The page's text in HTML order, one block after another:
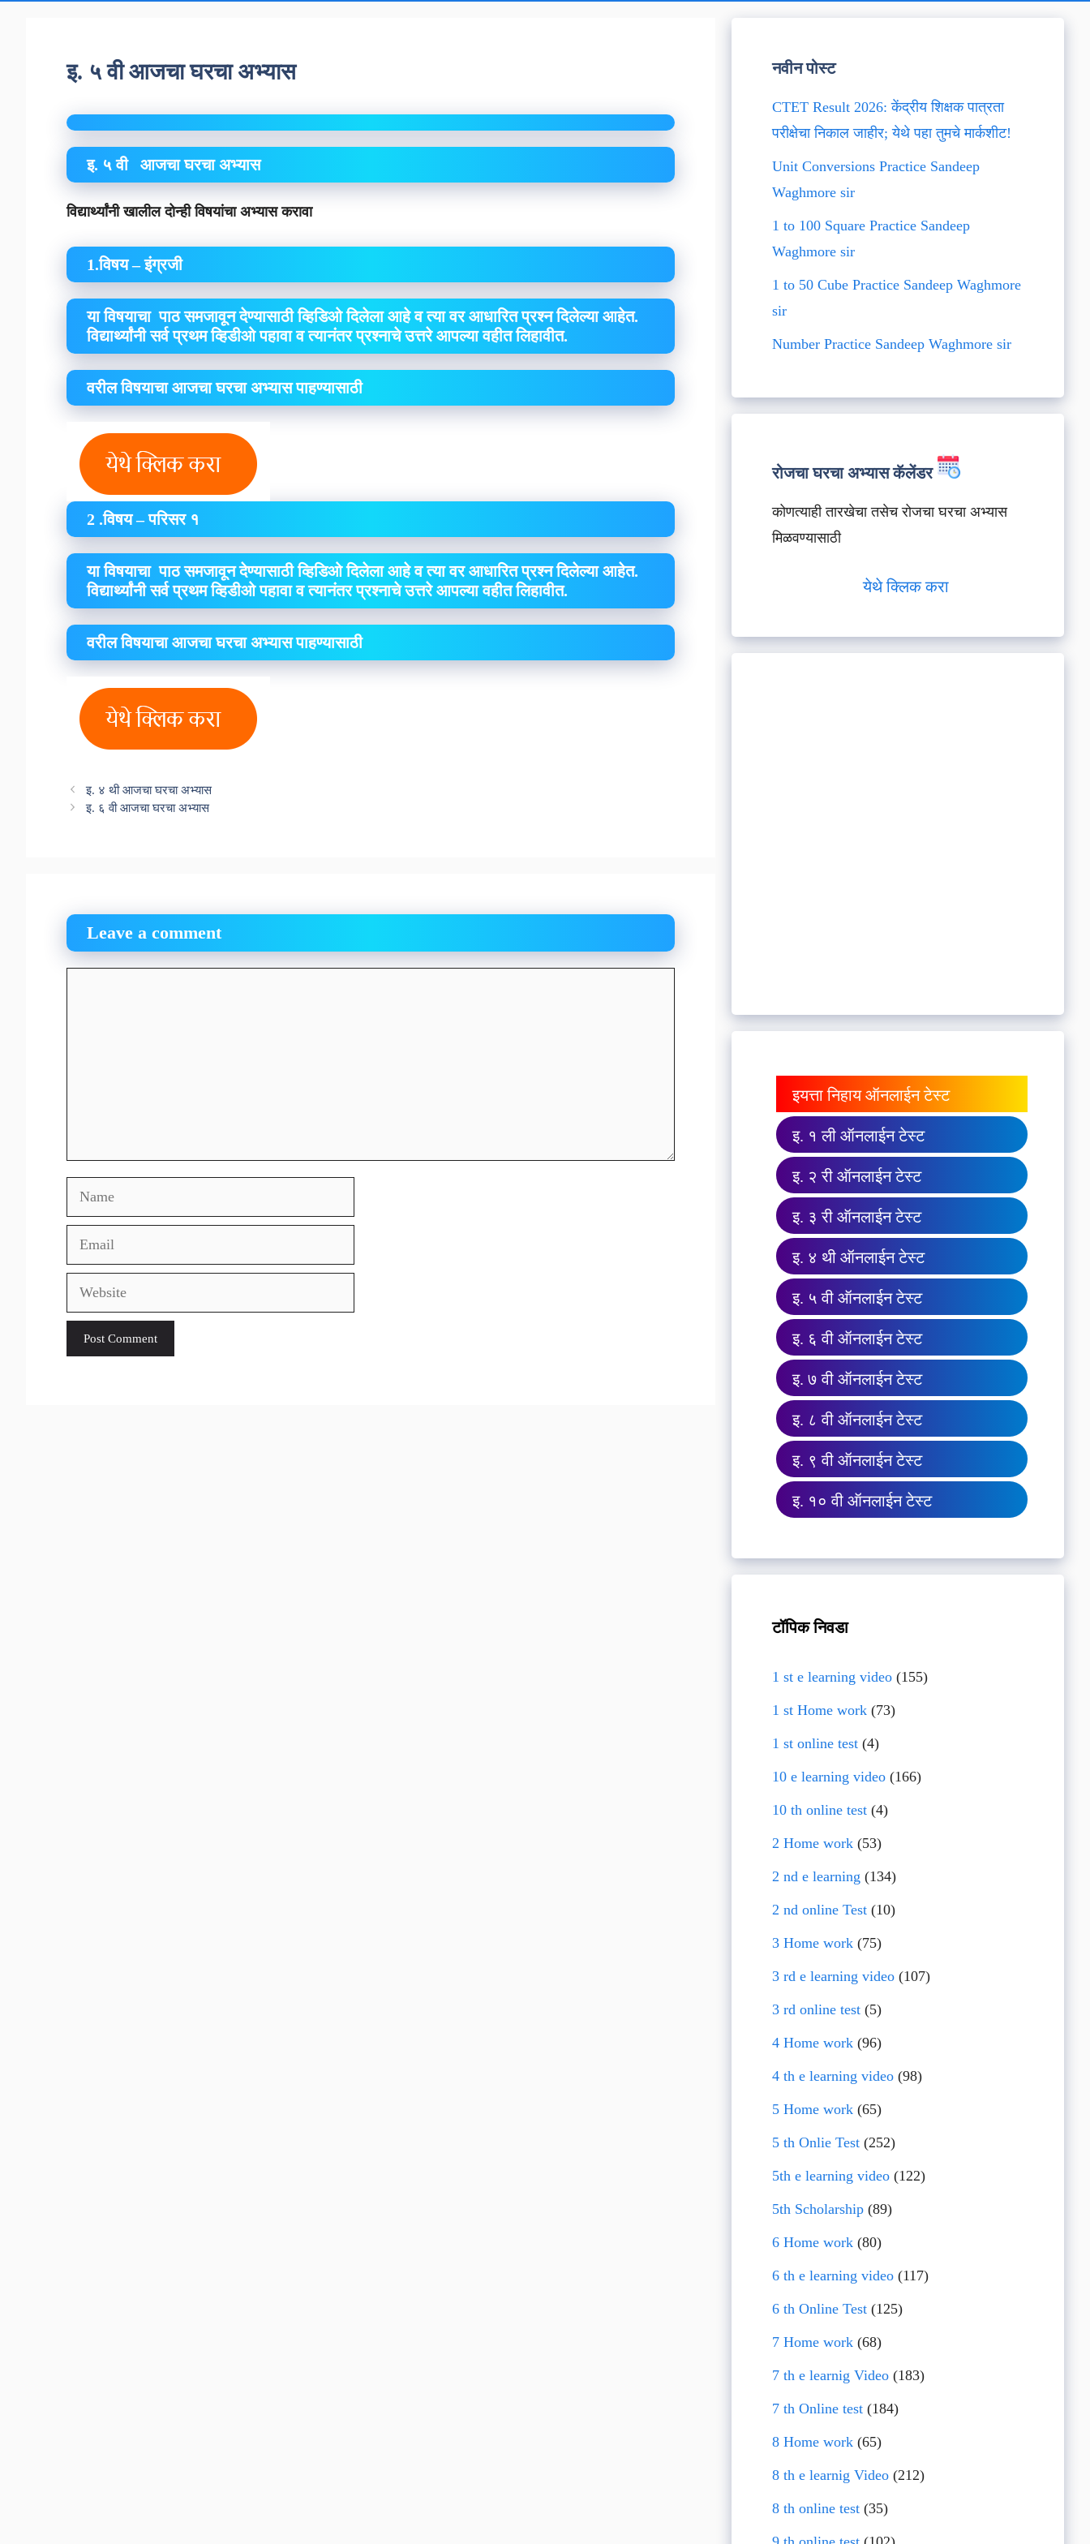
इ. ५ वी आजचा घरचा अभ्यास
इ. ५ वी आजचा घरचा अभ्यास
विद्यार्थ्यांनी खालील दोन्ही विषयांचा अभ्यास करावा
1.विषय – इंग्रजी
या विषयाचा पाठ समजावून देण्यासाठी व्हिडिओ दिलेला आहे व त्या वर आधारित प्रश्न दिलेल्या आहेत.
विद्यार्थ्यांनी सर्व प्रथम व्हिडीओ पहावा व त्यानंतर प्रश्नाचे उत्तरे आपल्या वहीत लिहावीत.
वरील विषयाचा आजचा घरचा अभ्यास पाहण्यासाठी
2 .विषय – परिसर १
या विषयाचा पाठ समजावून देण्यासाठी व्हिडिओ दिलेला आहे व त्या वर आधारित प्रश्न दिलेल्या आहेत.
विद्यार्थ्यांनी सर्व प्रथम व्हिडीओ पहावा व त्यानंतर प्रश्नाचे उत्तरे आपल्या वहीत लिहावीत.
वरील विषयाचा आजचा घरचा अभ्यास पाहण्यासाठी
इ. ४ थी आजचा घरचा अभ्यास
इ. ६ वी आजचा घरचा अभ्यास
Leave a comment
Name
Email
Website
नवीन पोस्ट
CTET Result 2026: केंद्रीय शिक्षक पात्रता
परीक्षेचा निकाल जाहीर; येथे पहा तुमचे मार्कशीट!
Unit Conversions Practice Sandeep
Waghmore sir
1 to 100 Square Practice Sandeep
Waghmore sir
1 to 50 Cube Practice Sandeep Waghmore
sir
Number Practice Sandeep Waghmore sir
रोजचा घरचा अभ्यास कॅलेंडर
कोणत्याही तारखेचा तसेच रोजचा घरचा अभ्यास
मिळवण्यासाठी
येथे क्लिक करा
इयत्ता निहाय ऑनलाईन टेस्ट
इ. १ ली ऑनलाईन टेस्ट
इ. २ री ऑनलाईन टेस्ट
इ. ३ री ऑनलाईन टेस्ट
इ. ४ थी ऑनलाईन टेस्ट
इ. ५ वी ऑनलाईन टेस्ट
इ. ६ वी ऑनलाईन टेस्ट
इ. ७ वी ऑनलाईन टेस्ट
इ. ८ वी ऑनलाईन टेस्ट
इ. ९ वी ऑनलाईन टेस्ट
इ. १० वी ऑनलाईन टेस्ट
टॉपिक निवडा
1 st e learning video(155)
1 st Home work(73)
1 st online test(4)
10 e learning video(166)
10 th online test(4)
2 Home work(53)
2 nd e learning (134)
2 nd online Test(10)
3 Home work(75)
3 rd e learning video(107)
3 rd online test(5)
4 Home work(96)
4 th e learning video(98)
5 Home work(65)
5 th Onlie Test(252)
5th e learning video(122)
5th Scholarship(89)
6 Home work(80)
6 th e learning video(117)
6 th Online Test(125)
7 Home work(68)
7 th e learnig Video(183)
7 th Online test(184)
8 Home work(65)
8 th e learnig Video(212)
8 th online test(35)